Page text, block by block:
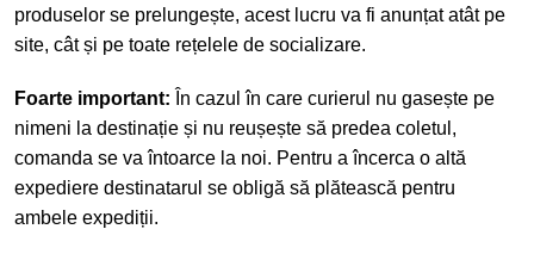
produselor se prelungește, acest lucru va fi anunțat atât pe
site, cât și pe toate rețelele de socializare.
Foarte important: În cazul în care curierul nu gasește pe
nimeni la destinație și nu reușește să predea coletul,
comanda se va întoarce la noi. Pentru a încerca o altă
expediere destinatarul se obligă să plătească pentru
ambele expediții.